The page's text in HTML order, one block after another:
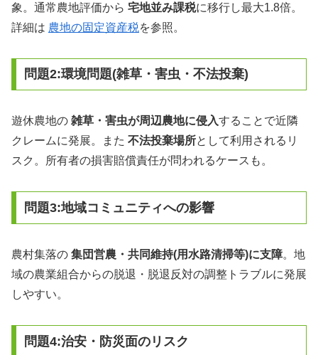
象。通常農地評価から 宅地並み課税に移行し最大1.8倍。
詳細は 農地の固定資産税を参照。
問題2:環境問題(雑草・害虫・不法投棄)
遊休農地の 雑草・害虫が周辺農地に侵入することで近隣
クレームに発展。また 不法投棄場所として利用されるリ
スク。所有者の損害賠償責任が問われるケースも。
問題3:地域コミュニティへの影響
農村集落の 集団営農・共同維持(用水路清掃等)に支障。地
域の農業組合からの脱退・脱退反対の調整トラブルに発展
しやすい。
問題4:治安・防災面のリスク